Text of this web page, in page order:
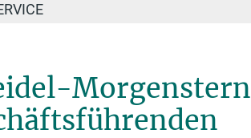
Morgenstern